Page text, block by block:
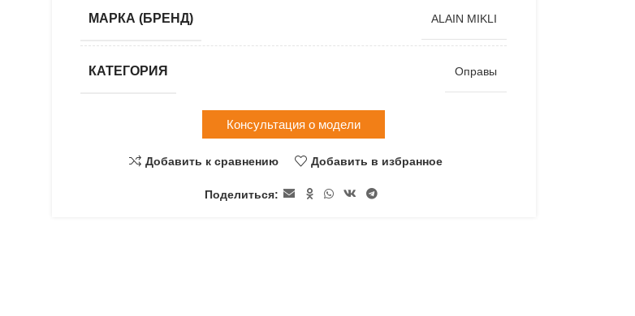
МАРКА (БРЕНД) ALAIN MIKLI
КАТЕГОРИЯ Оправы
Консультация о модели
Добавить к сравнению Добавить в избранное
Поделиться: